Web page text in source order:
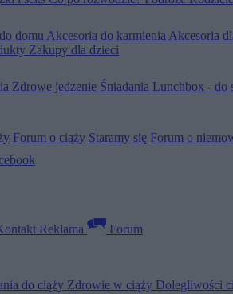
domu Akcesoria do karmienia Akcesoria
Zakupy dla dzieci
Zdrowe jedzenie Śniadania Lunchbox - do
Forum o ciąży Staramy się Forum o
Reklama
Forum
do ciąży Zdrowie w ciąży Dolegliwości